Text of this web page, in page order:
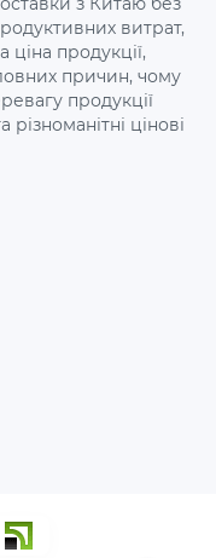
витрат,
ціна продукції,
причин, чому
продукції
цінові